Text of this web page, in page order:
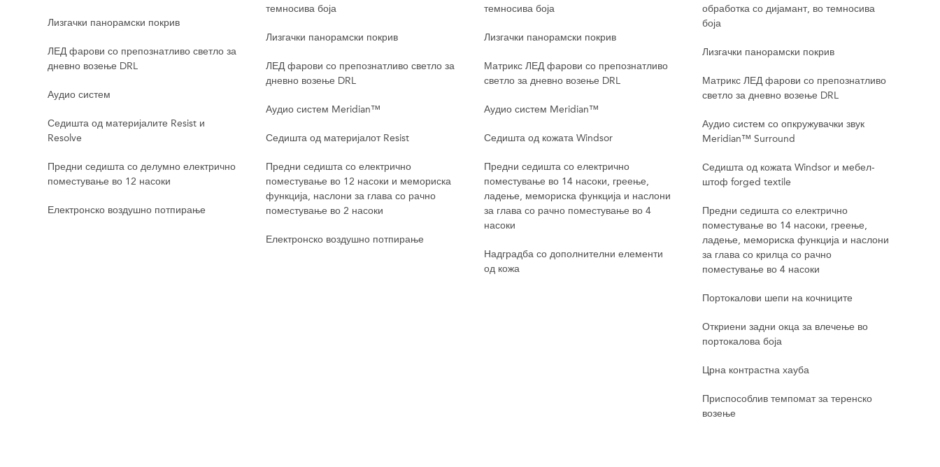
Лизгачки панорамски покрив
ЛЕД фарови со препознатливо светло за
дневно возење DRL
Аудио систем
Седишта од материјалите Resist и
Resolve
Предни седишта со делумно електрично
поместување во 12 насоки
Електронско воздушно потпирање
темносива боја
Лизгачки панорамски покрив
ЛЕД фарови со препознатливо светло за
дневно возење DRL
Аудио систем Meridian™
Седишта од материјалот Resist
Предни седишта со електрично
поместување во 12 насоки и мемориска
функција, наслони за глава со рачно
поместување во 2 насоки
Електронско воздушно потпирање
темносива боја
Лизгачки панорамски покрив
Матрикс ЛЕД фарови со препознатливо
светло за дневно возење DRL
Аудио систем Meridian™
Седишта од кожата Windsor
Предни седишта со електрично
поместување во 14 насоки, греење,
ладење, мемориска функција и наслони
за глава со рачно поместување во 4
насоки
Надградба со дополнителни елементи
од кожа
обработка со дијамант, во темносива
боја
Лизгачки панорамски покрив
Матрикс ЛЕД фарови со препознатливо
светло за дневно возење DRL
Аудио систем со опкружувачки звук
Meridian™ Surround
Седишта од кожата Windsor и мебел-
штоф forged textile
Предни седишта со електрично
поместување во 14 насоки, греење,
ладење, мемориска функција и наслони
за глава со крилца со рачно
поместување во 4 насоки
Портокалови шепи на кочниците
Откриени задни окца за влечење во
портокалова боја
Црна контрастна хауба
Приспособлив темпомат за теренско
возење